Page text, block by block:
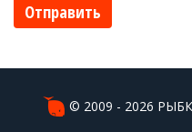
Отправить
© 2009 - 2026